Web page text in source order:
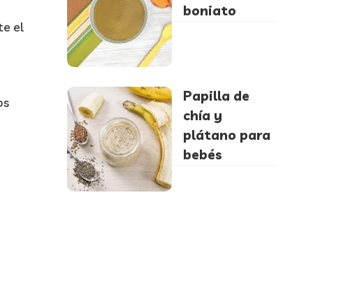
el
boniato
Papilla de
chía y
plátano para
bebés